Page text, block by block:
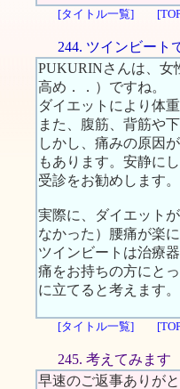
[タイトル一覧]
244. ツインビート
PUKURINさんは、女
高め．．）ですね。
ダイエットにより体
また、腹筋、背筋や
しかし、痛みの原因
もあります。安静に
受診をお勧めします。
実際に、ダイエット
なかった）腰痛が楽
ツインビートは治療
痛をお持ちの方にと
に立てると考えます。
[タイトル一覧]
245. 考えてみます
早速のご返事ありが